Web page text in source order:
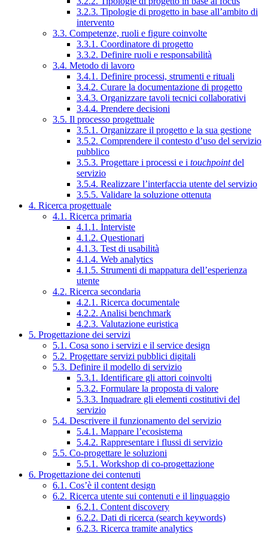
3.2.3. Tipologie di progetto in base all’ambito di
intervento
3.3. Competenze, ruoli e figure coinvolte
3.3.1. Coordinatore di progetto
3.3.2. Definire ruoli e responsabilità
3.4. Metodo di lavoro
3.4.1. Definire processi, strumenti e rituali
3.4.2. Curare la documentazione di progetto
3.4.3. Organizzare tavoli tecnici collaborativi
3.4.4. Prendere decisioni
3.5. Il processo progettuale
3.5.1. Organizzare il progetto e la sua gestione
3.5.2. Comprendere il contesto d’uso del servizio
pubblico
3.5.3. Progettare i processi e i touchpointdel
servizio
3.5.4. Realizzare l’interfaccia utente del servizio
3.5.5. Validare la soluzione ottenuta
4. Ricerca progettuale
4.1. Ricerca primaria
4.1.1. Interviste
4.1.2. Questionari
4.1.3. Test di usabilità
4.1.4. Web analytics
4.1.5. Strumenti di mappatura dell’esperienza
utente
4.2. Ricerca secondaria
4.2.1. Ricerca documentale
4.2.2. Analisi benchmark
4.2.3. Valutazione euristica
5. Progettazione dei servizi
5.1. Cosa sono i servizi e il service design
5.2. Progettare servizi pubblici digitali
5.3. Definire il modello di servizio
5.3.1. Identificare gli attori coinvolti
5.3.2. Formulare la proposta di valore
5.3.3. Inquadrare gli elementi costitutivi del
servizio
5.4. Descrivere il funzionamento del servizio
5.4.1. Mappare l’ecosistema
5.4.2. Rappresentare i flussi di servizio
5.5. Co-progettare le soluzioni
5.5.1. Workshop di co-progettazione
6. Progettazione dei contenuti
6.1. Cos’è il content design
6.2. Ricerca utente sui contenuti e il linguaggio
6.2.1. Content discovery
6.2.2. Dati di ricerca (search keywords)
6.2.3. Ricerca tramite analytics